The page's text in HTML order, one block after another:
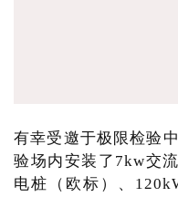
有幸受邀于极限检验
验场内安装了7kw交
电桩（欧标）、